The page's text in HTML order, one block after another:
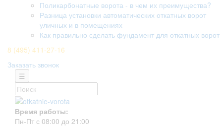
Поликарбонатные ворота - в чем их преимущества?
Разница установки автоматических откатных ворот
уличных и в помещениях
Как правильно сделать фундамент для откатных ворот
8 (495) 411-27-16
Заказать звонок
☰
Время работы:
Пн-Пт с 08:00 до 21:00